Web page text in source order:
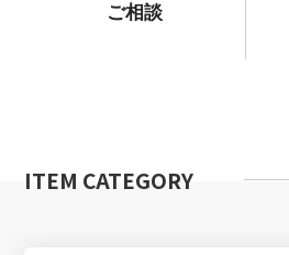
ご相談
ITEM CATEGORY